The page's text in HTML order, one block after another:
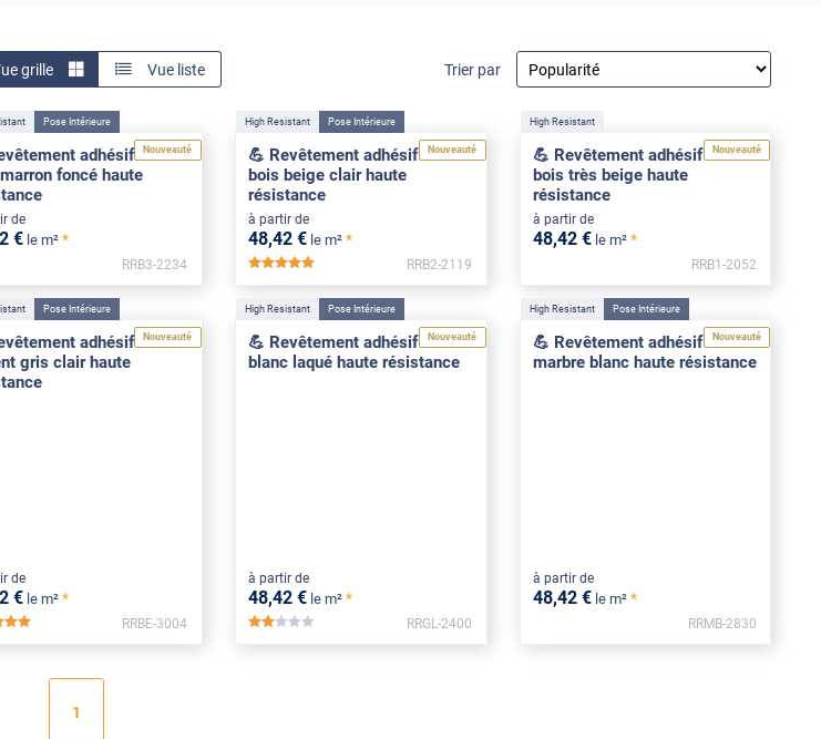
grille Vue liste Trier par
Nouveauté
Pose Intérieure
adhésif effet
foncé haute
de
€ le m² *
RRB3-2234
Nouveauté
High Resistant Pose Intérieure
💪 Revêtement adhésif effet
bois beige clair haute
résistance
à partir de
48,42 € le m² *
RRB2-2119
Nouveauté
High Resistant
💪 Revêtement adhésif effet
bois très beige haute
résistance
à partir de
48,42 € le m² *
RRB1-2052
Nouveauté
Pose Intérieure
adhésif effet
gris clair haute
de
€ le m² *
*****
RRBE-3004
Nouveauté
High Resistant Pose Intérieure
💪 Revêtement adhésif effet
blanc laqué haute résistance
à partir de
48,42 € le m² *
*****
RRGL-2400
Nouveauté
High Resistant Pose Intérieure
💪 Revêtement adhésif effet
marbre blanc haute résistance
à partir de
48,42 € le m² *
RRMB-2830
1